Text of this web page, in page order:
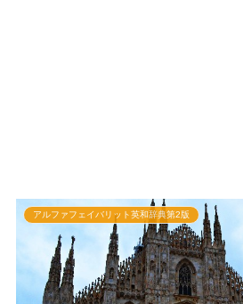
アルファフェイバリット英和辞典第2版